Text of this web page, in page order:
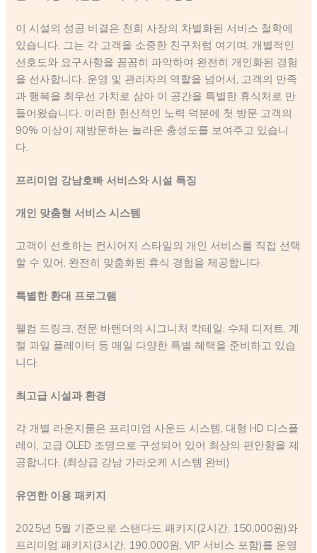
이 시설의 성공 비결은 천희 사장의 차별화된 서비스 철학에
있습니다. 그는 각 고객을 소중한 친구처럼 여기며, 개별적인
선호도와 요구사항을 꼼꼼히 파악하여 완전히 개인화된 경험
을 선사합니다. 운영 및 관리자의 역할을 넘어서, 고객의 만족
과 행복을 최우선 가치로 삼아 이 공간을 특별한 휴식처로 만
들어왔습니다. 이러한 헌신적인 노력 덕분에 첫 방문 고객의
90% 이상이 재방문하는 놀라운 충성도를 보여주고 있습니
다.
프리미엄 강남호빠 서비스와 시설 특징
개인 맞춤형 서비스 시스템
고객이 선호하는 컨시어지 스타일의 개인 서비스를 직접 선택
할 수 있어, 완전히 맞춤화된 휴식 경험을 제공합니다.
특별한 환대 프로그램
웰컴 드링크, 전문 바텐더의 시그니처 칵테일, 수제 디저트, 계
절 과일 플레이터 등 매일 다양한 특별 혜택을 준비하고 있습
니다.
최고급 시설과 환경
각 개별 라운지룸은 프리미엄 사운드 시스템, 대형 HD 디스플
레이, 고급 OLED 조명으로 구성되어 있어 최상의 편안함을 제
공합니다. (최상급 강남 가라오케 시스템 완비)
유연한 이용 패키지
2025년 5월 기준으로 스탠다드 패키지(2시간, 150,000원)와
프리미엄 패키지(3시간, 190,000원, VIP 서비스 포함)를 운영